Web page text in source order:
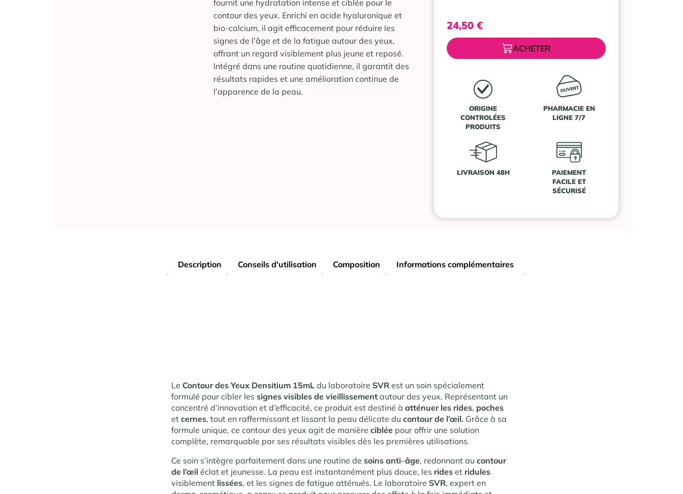
fournit une hydratation intense et ciblée pour le
contour des yeux. Enrichi en acide hyaluronique et
bio-calcium, il agit efficacement pour réduire les
signes de l’âge et de la fatigue autour des yeux,
offrant un regard visiblement plus jeune et reposé.
Intégré dans une routine quotidienne, il garantit des
résultats rapides et une amélioration continue de
l’apparence de la peau.
24,50 €
ACHETER
ORIGINE
CONTROLÉES
PRODUITS
PHARMACIE EN
LIGNE 7/7
LIVRAISON 48H
PAIEMENT
FACILE ET
SÉCURISÉ
Description Conseils d'utilisation Composition Informations complémentaires
Le Contour des Yeux Densitium 15mL du laboratoireSVR est un soin spécialement
formulé pour cibler lessignes visibles de vieillissementautour des yeux. Représentant un
concentré d’innovation et d’efficacité, ce produit est destiné àatténuer les rides, poches
etcernes, tout en raffermissant et lissant la peau délicate ducontour de l’œil. Grâce à sa
formule unique, ce contour des yeux agit de manièreciblée pour offrir une solution
complète, remarquable par ses résultats visibles dès les premières utilisations.
Ce soin s’intègre parfaitement dans une routine desoins anti–âge, redonnant aucontour
de l’œiléclat et jeunesse. La peau est instantanément plus douce, les rideset ridules
visiblement lissées, et les signes de fatigue atténués. Le laboratoireSVR, expert en